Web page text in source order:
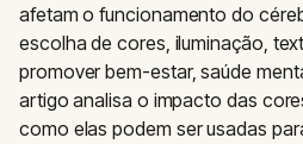
afetam o funcionamento do
escolha de cores, iluminação,
promover bem-estar, saúde
artigo analisa o impacto das
como elas podem ser usadas